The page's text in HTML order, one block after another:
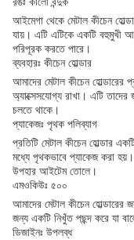
আইমেগা থেকে মেটাল কীচেন
যায়। এটি এটিকে একটি বহুমুখী
পরিপূরক করতে পারে।
ব্যবহারঃ কীচেন হোল্ডার
আমাদের মেটাল কীচেন
অ্যাক্সেসযোগ্য রাখা। এটি তাদের
চলতে থাকে।
প্যাকেজঃ পৃথক পলিব্যাগ
প্রতিটি মেটাল কীচেন হোল্ডার
মধ্যে পৃথকভাবে প্যাকেজ করা
উপহার আইটেম তোলে।
এমওকিউঃ ৫০০
আমাদের মেটাল কীচেন
জন্য একটি নিখুঁত পছন্দ করে যা
ডিজাইনঃ উপলব্ধ